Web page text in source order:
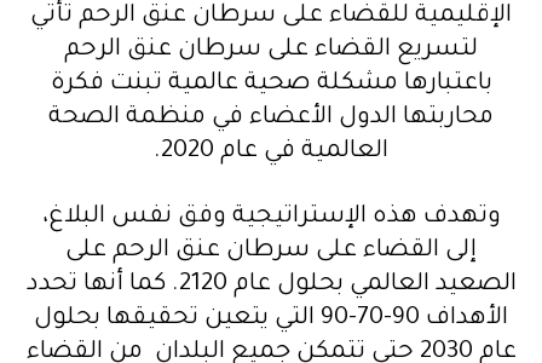
الإقليمية للقضاء على سرطان عنق الرحم تأتي
لتسريع القضاء على سرطان عنق الرحم
باعتبارها مشكلة صحية عالمية تبنت فكرة
محاربتها الدول الأعضاء في منظمة الصحة
العالمية في عام 2020.
وتهدف هذه الإستراتيجية وفق نفس البلاغ،
إلى القضاء على سرطان عنق الرحم على
الصعيد العالمي بحلول عام 2120. كما أنها تحدد
الأهداف 90-70-90 التي يتعين تحقيقها بحلول
عام 2030 حتى تتمكن جميع البلدان من القضاء